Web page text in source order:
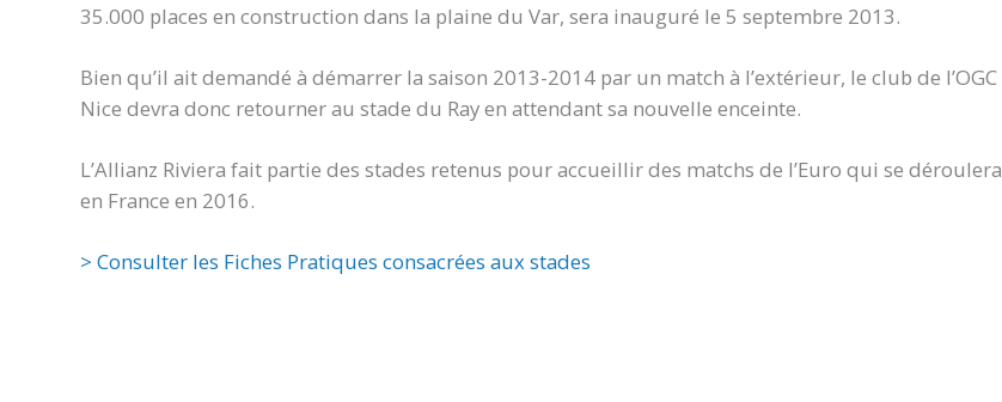
35.000 places en construction dans la plaine du Var, sera inauguré le 5 septembre 2013.
Bien qu’il ait demandé à démarrer la saison 2013-2014 par un match à l’extérieur, le club de l’OGC
Nice devra donc retourner au stade du Ray en attendant sa nouvelle enceinte.
L’Allianz Riviera fait partie des stades retenus pour accueillir des matchs de l’Euro qui se déroulera
en France en 2016.
> Consulter les Fiches Pratiques consacrées aux stades